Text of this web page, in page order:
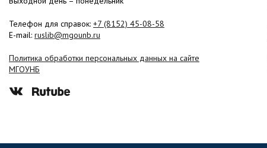
Телефон для справок: +7 (8152) 45-08-58
E-mail: ruslib@mgounb.ru
Политика обработки персональных данных на сайте
МГОУНБ